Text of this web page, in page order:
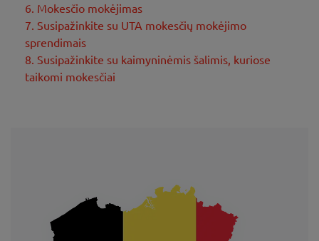
6. Mokesčio mokėjimas
7. Susipažinkite su UTA mokesčių mokėjimo
sprendimais
8. Susipažinkite su kaimyninėmis šalimis, kuriose
taikomi mokesčiai